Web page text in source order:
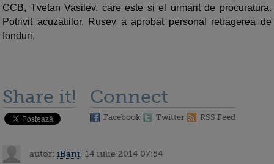
CCB, Tvetan Vasilev, care este si el urmarit de procuratura.
Potrivit acuzatiilor, Rusev a aprobat personal retragerea de
fonduri.
Share it! Connect
Facebook Twitter RSS Feed
autor: iBani , 14 iulie 2014 07:54